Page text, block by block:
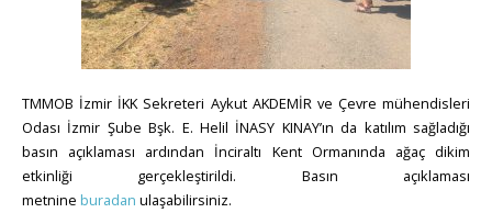
TMMOB İzmir İKK Sekreteri Aykut AKDEMİR ve Çevre mühendisleri
Odası İzmir Şube Bşk. E. Helil İNASY KINAY’ın da katılım sağladığı
basın açıklaması ardından İnciraltı Kent Ormanında ağaç dikim
etkinliği gerçekleştirildi. Basın açıklaması
metnine buradan ulaşabilirsiniz.